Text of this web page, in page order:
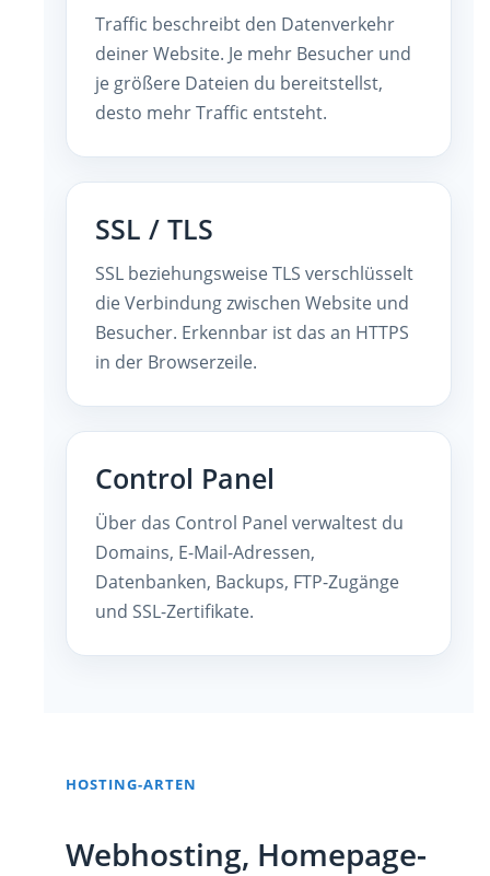
Traffic beschreibt den Datenverkehr
deiner Website. Je mehr Besucher und
je größere Dateien du bereitstellst,
desto mehr Traffic entsteht.
SSL / TLS
SSL beziehungsweise TLS verschlüsselt
die Verbindung zwischen Website und
Besucher. Erkennbar ist das an HTTPS
in der Browserzeile.
Control Panel
Über das Control Panel verwaltest du
Domains, E-Mail-Adressen,
Datenbanken, Backups, FTP-Zugänge
und SSL-Zertifikate.
HOSTING-ARTEN
Webhosting, Homepage-